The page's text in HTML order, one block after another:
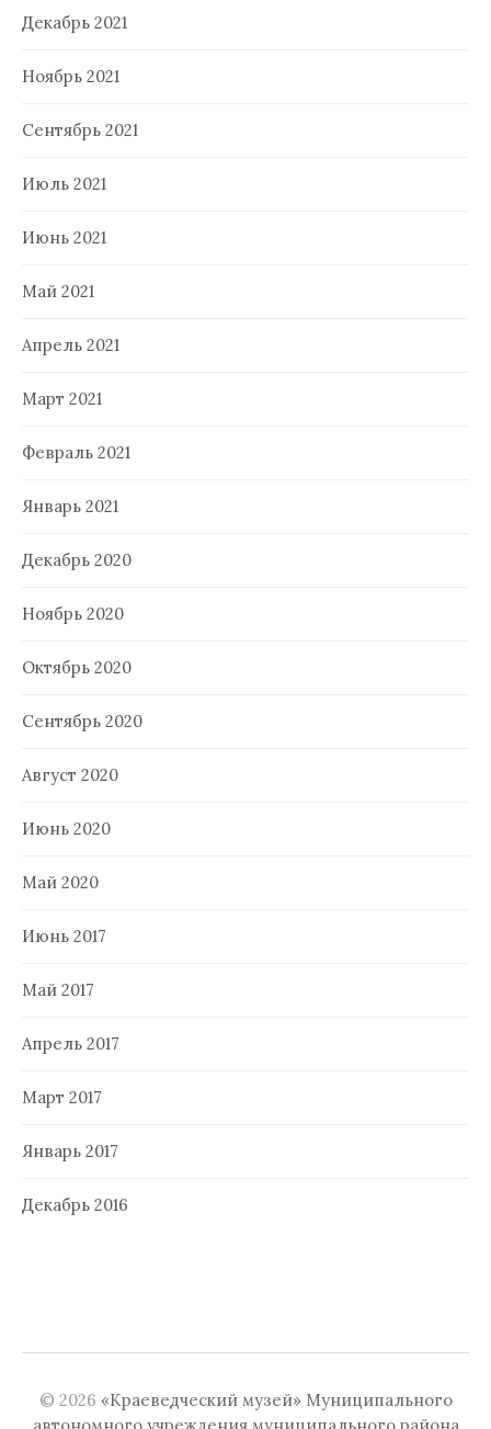
Декабрь 2021
Ноябрь 2021
Сентябрь 2021
Июль 2021
Июнь 2021
Май 2021
Апрель 2021
Март 2021
Февраль 2021
Январь 2021
Декабрь 2020
Ноябрь 2020
Октябрь 2020
Сентябрь 2020
Август 2020
Июнь 2020
Май 2020
Июнь 2017
Май 2017
Апрель 2017
Март 2017
Январь 2017
Декабрь 2016
© 2026 «Краеведческий музей» Муниципального